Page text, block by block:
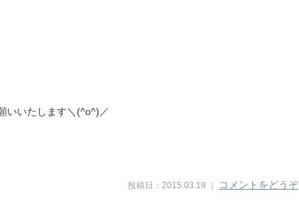
いいたします＼(^o^)／
投稿日：2015.03.19 ｜
コメントをどうぞ